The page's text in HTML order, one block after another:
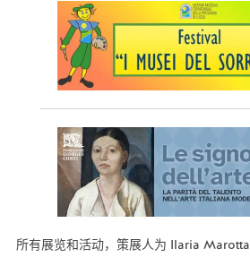
所有展览和活动，策展人为 Ilaria Marotta